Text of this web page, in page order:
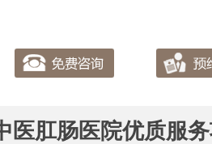
医肛肠医院优质服